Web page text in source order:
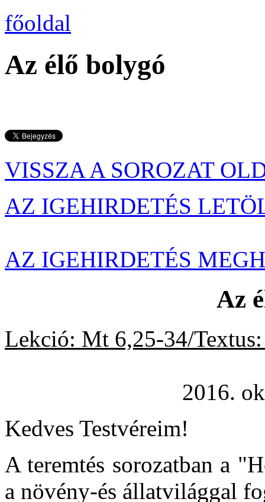
főoldal
Az élő bolygó
VISSZA A SOROZAT
AZ IGEHIRDETÉS
AZ IGEHIRDETÉS
Az
Lekció: Mt 6,25-34/Textus:
2016.
Kedves Testvéreim!
A teremtés sorozatban a
a növény-és állatvilággal